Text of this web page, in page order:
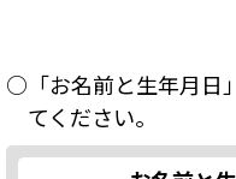
○「お名前と生年月日
てください。